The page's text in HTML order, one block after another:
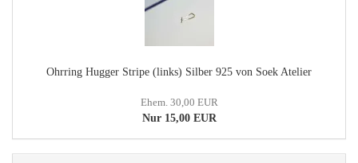
Ohrring Hugger Stripe (links) Silber 925 von Soek Atelier
Ehem. 30,00 EUR
Nur 15,00 EUR